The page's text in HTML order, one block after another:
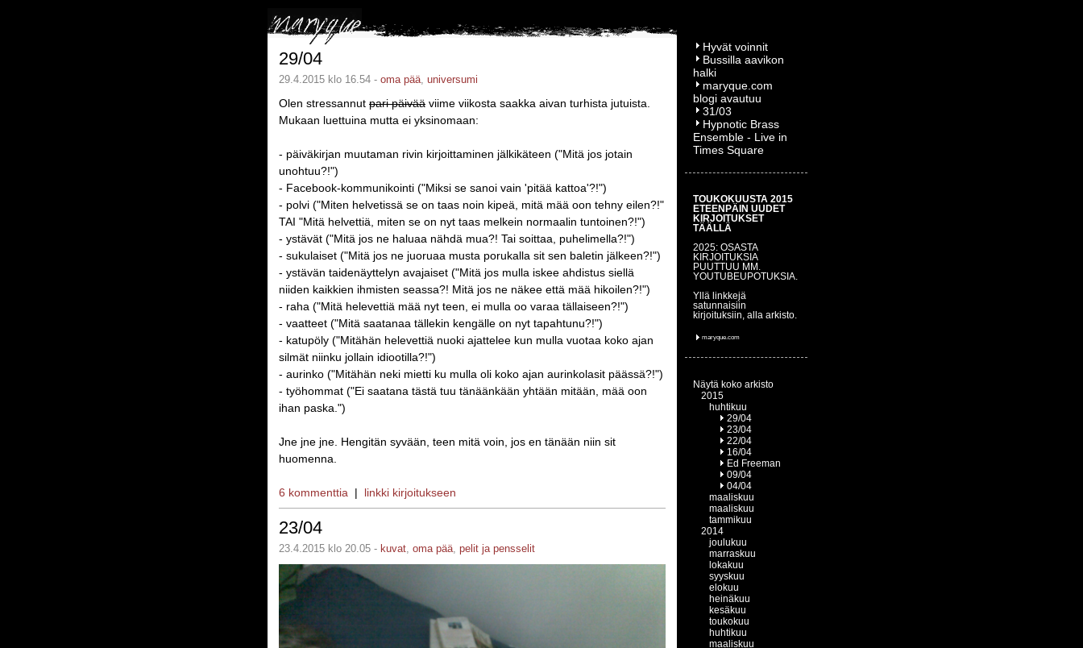
29/04
29.4.2015 klo 16.54 - oma pää, universumi
Olen stressannut pari päivää viime viikosta saakka aivan turhista jutuista.
Mukaan luettuina mutta ei yksinomaan:
- päiväkirjan muutaman rivin kirjoittaminen jälkikäteen ("Mitä jos jotain
unohtuu?!")
- Facebook-kommunikointi ("Miksi se sanoi vain 'pitää kattoa'?!")
- polvi ("Miten helvetissä se on taas noin kipeä, mitä mää oon tehny eilen?!"
TAI "Mitä helvettiä, miten se on nyt taas melkein normaalin tuntoinen?!")
- ystävät ("Mitä jos ne haluaa nähdä mua?! Tai soittaa, puhelimella?!")
- sukulaiset ("Mitä jos ne juoruaa musta porukalla sit sen baletin jälkeen?!")
- ystävän taidenäyttelyn avajaiset ("Mitä jos mulla iskee ahdistus siellä
niiden kaikkien ihmisten seassa?! Mitä jos ne näkee että mää hikoilen?!")
- raha ("Mitä helevettiä mää nyt teen, ei mulla oo varaa tällaiseen?!")
- vaatteet ("Mitä saatanaa tällekin kengälle on nyt tapahtunu?!")
- katupöly ("Mitähän helevettiä nuoki ajattelee kun mulla vuotaa koko ajan
silmät niinku jollain idiootilla?!")
- aurinko ("Mitähän neki mietti ku mulla oli koko ajan aurinkolasit päässä?!")
- työhommat ("Ei saatana tästä tuu tänäänkään yhtään mitään, mää oon
ihan paska.")
Jne jne jne. Hengitän syvään, teen mitä voin, jos en tänään niin sit
huomenna.
6 kommenttia | linkki kirjoitukseen
23/04
23.4.2015 klo 20.05 - kuvat, oma pää, pelit ja pensselit
Hyvät voinnit
Bussilla aavikon
halki
maryque.com
blogi avautuu
31/03
Hypnotic Brass
Ensemble - Live in
Times Square
TOUKOKUUSTA 2015
ETEENPÄIN UUDET
KIRJOITUKSET
TÄÄLLÄ
2025: OSASTA
KIRJOITUKSIA
PUUTTUU MM.
YOUTUBEUPOTUKSIA.
Yllä linkkejä
satunnaisiin
kirjoituksiin, alla arkisto.
maryque.com
Näytä koko arkisto
2015
huhtikuu
29/04
23/04
22/04
16/04
Ed Freeman
09/04
04/04
maaliskuu
maaliskuu
tammikuu
2014
joulukuu
marraskuu
lokakuu
syyskuu
elokuu
heinäkuu
kesäkuu
toukokuu
huhtikuu
maaliskuu